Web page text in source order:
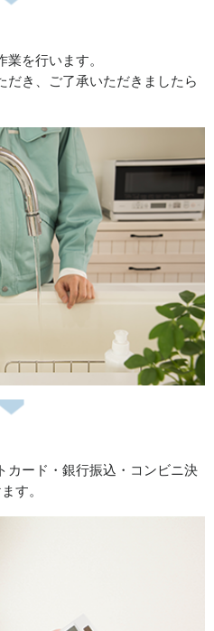
を行います。
だき、ご了承いただきましたら
カード・銀行振込・コンビニ決
す。